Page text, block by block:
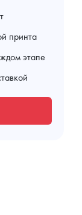
принта
этапе